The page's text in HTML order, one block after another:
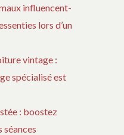
influencent-
lors d’un
vintage :
spécialisé est
: boostez
séances